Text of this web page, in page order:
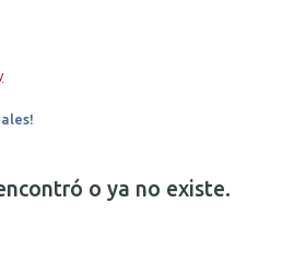
o ya no existe.